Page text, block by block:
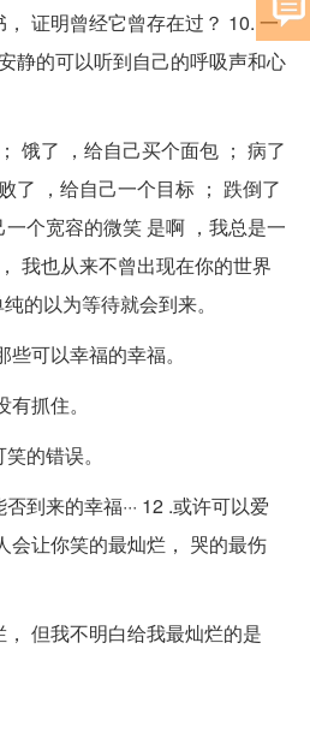
证明曾经它曾存在过？ 10. 一
静的可以听到自己的呼吸声和心
饿了 ，给自己买个面包 ； 病了
了 ，给自己一个目标 ； 跌倒了
一个宽容的微笑 是啊 ，我总是一
我也从来不曾出现在你的世界
的以为等待就会到来。
可以幸福的幸福。
抓住。
的错误。
到来的幸福··· 12 .或许可以爱
会让你笑的最灿烂， 哭的最伤
但我不明白给我最灿烂的是